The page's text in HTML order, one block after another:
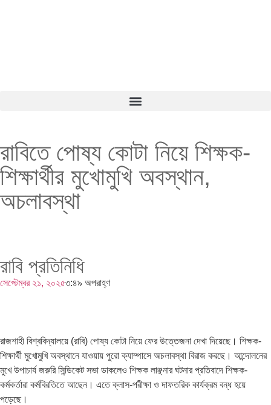
রাবিতে পোষ্য কোটা নিয়ে শিক্ষক-
শিক্ষার্থীর মুখোমুখি অবস্থান,
অচলাবস্থা
রাবি প্রতিনিধি
সেপ্টেম্বর ২১, ২০২৫৩:৪৯ অপরাহ্ণ
রাজশাহী বিশ্ববিদ্যালয়ে (রাবি) পোষ্য কোটা নিয়ে ফের উত্তেজনা দেখা দিয়েছে। শিক্ষক-
শিক্ষার্থী মুখোমুখি অবস্থানে যাওয়ায় পুরো ক্যাম্পাসে অচলাবস্থা বিরাজ করছে। আন্দোলনের
মুখে উপাচার্য জরুরি সিন্ডিকেট সভা ডাকলেও শিক্ষক লাঞ্ছনার ঘটনার প্রতিবাদে শিক্ষক-
কর্মকর্তারা কর্মবিরতিতে আছেন। এতে ক্লাস-পরীক্ষা ও দাফতরিক কার্যক্রম বন্ধ হয়ে
পড়েছে।